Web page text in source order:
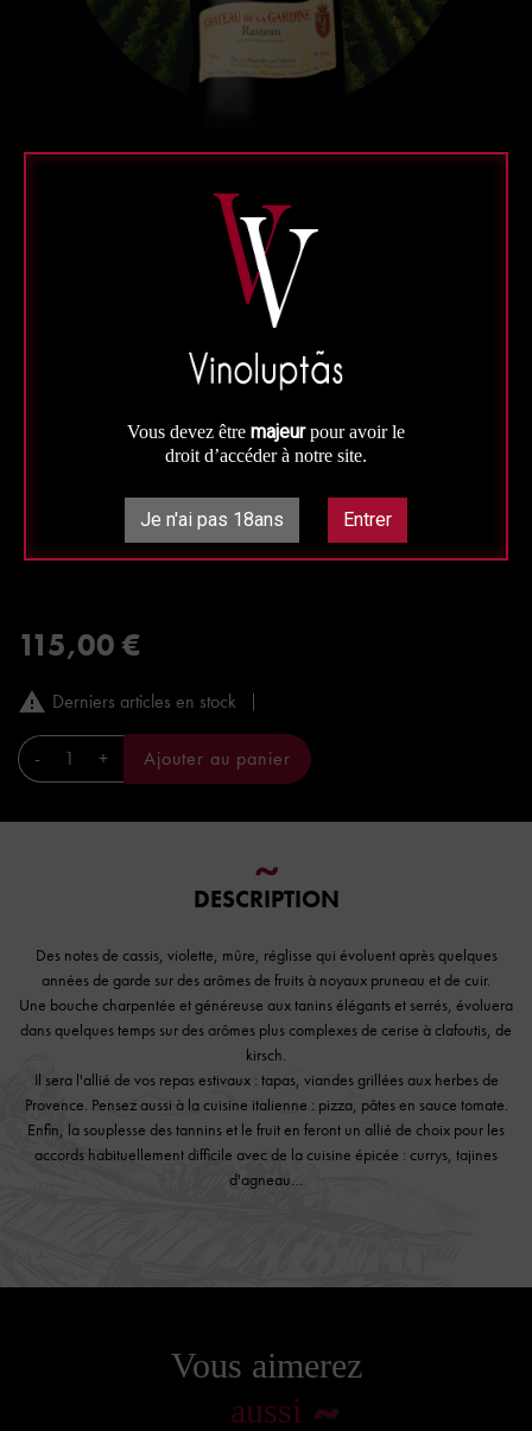
Vous devez être majeurpour avoir le
droit d’accéder à notre site.
Je n'ai pas 18ans Entrer
Vallée du Rhône
Rasteau Rouge Jeroboam (3L)
Château de la Gardine
C'est un vin très élégant, opulent et riche.
Prix à la bouteille : 115 €
Prix au carton panaché : 97.75 €
Prix au carton : 92.00 €
115,00 €
 Derniers articles en stock
- + Ajouter au panier
DESCRIPTION
Des notes de cassis, violette, mûre, réglisse qui évoluent après quelques
années de garde sur des arômes de fruits à noyaux pruneau et de cuir.
Une bouche charpentée et généreuse aux tanins élégants et serrés, évoluera
dans quelques temps sur des arômes plus complexes de cerise à clafoutis, de
kirsch.
Il sera l'allié de vos repas estivaux : tapas, viandes grillées aux herbes de
Provence. Pensez aussi à la cuisine italienne : pizza, pâtes en sauce tomate.
Enfin, la souplesse des tannins et le fruit en feront un allié de choix pour les
accords habituellement difficile avec de la cuisine épicée : currys, tajines
d'agneau…
Vous aimerez
aussi